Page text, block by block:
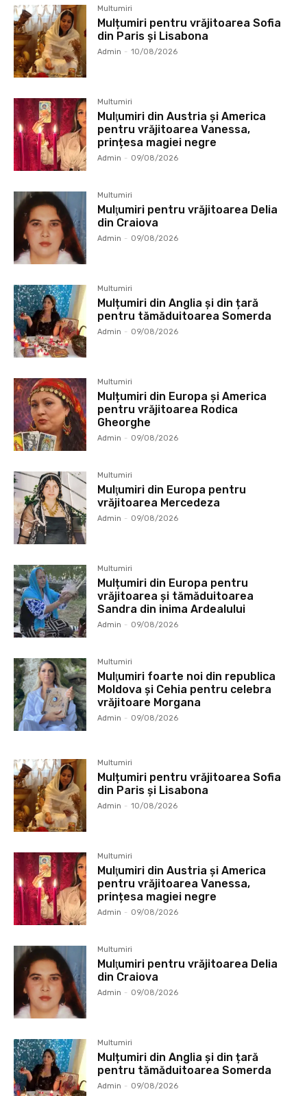
Multumiri
Mulțumiri pentru vrăjitoarea Sofia
din Paris și Lisabona
Admin - 10/08/2026
Multumiri
Mulţumiri din Austria și America
pentru vrăjitoarea Vanessa,
prințesa magiei negre
Admin - 09/08/2026
Multumiri
Mulţumiri pentru vrăjitoarea Delia
din Craiova
Admin - 09/08/2026
Multumiri
Mulțumiri din Anglia și din țară
pentru tămăduitoarea Somerda
Admin - 09/08/2026
Multumiri
Mulțumiri din Europa și America
pentru vrăjitoarea Rodica
Gheorghe
Admin - 09/08/2026
Multumiri
Mulţumiri din Europa pentru
vrăjitoarea Mercedeza
Admin - 09/08/2026
Multumiri
Mulțumiri din Europa pentru
vrăjitoarea și tămăduitoarea
Sandra din inima Ardealului
Admin - 09/08/2026
Multumiri
Mulţumiri foarte noi din republica
Moldova și Cehia pentru celebra
vrăjitoare Morgana
Admin - 09/08/2026
Multumiri
Mulțumiri pentru vrăjitoarea Sofia
din Paris și Lisabona
Admin - 10/08/2026
Multumiri
Mulţumiri din Austria și America
pentru vrăjitoarea Vanessa,
prințesa magiei negre
Admin - 09/08/2026
Multumiri
Mulţumiri pentru vrăjitoarea Delia
din Craiova
Admin - 09/08/2026
Multumiri
Mulțumiri din Anglia și din țară
pentru tămăduitoarea Somerda
Admin - 09/08/2026